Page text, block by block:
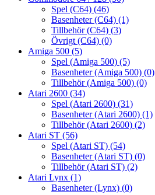
Spel (C64) (46)
Basenheter (C64) (1)
Tillbehör (C64) (3)
Övrigt (C64) (0)
Amiga 500 (5)
Spel (Amiga 500) (5)
Basenheter (Amiga 500) (0)
Tillbehör (Amiga 500) (0)
Atari 2600 (34)
Spel (Atari 2600) (31)
Basenheter (Atari 2600) (1)
Tillbehör (Atari 2600) (2)
Atari ST (56)
Spel (Atari ST) (54)
Basenheter (Atari ST) (0)
Tillbehör (Atari ST) (2)
Atari Lynx (1)
Basenheter (Lynx) (0)